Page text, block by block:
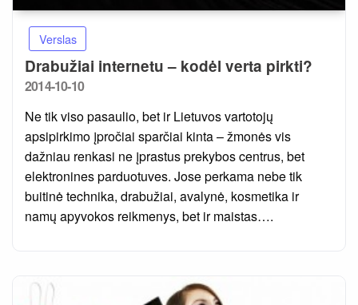
Verslas
Drabužiai internetu – kodėl verta pirkti?
Posted
2014-10-10
Ne tik viso pasaulio, bet ir Lietuvos vartotojų
apsipirkimo įpročiai sparčiai kinta – žmonės vis
dažniau renkasi ne įprastus prekybos centrus, bet
elektronines parduotuves. Jose perkama nebe tik
buitinė technika, drabužiai, avalynė, kosmetika ir
namų apyvokos reikmenys, bet ir maistas….